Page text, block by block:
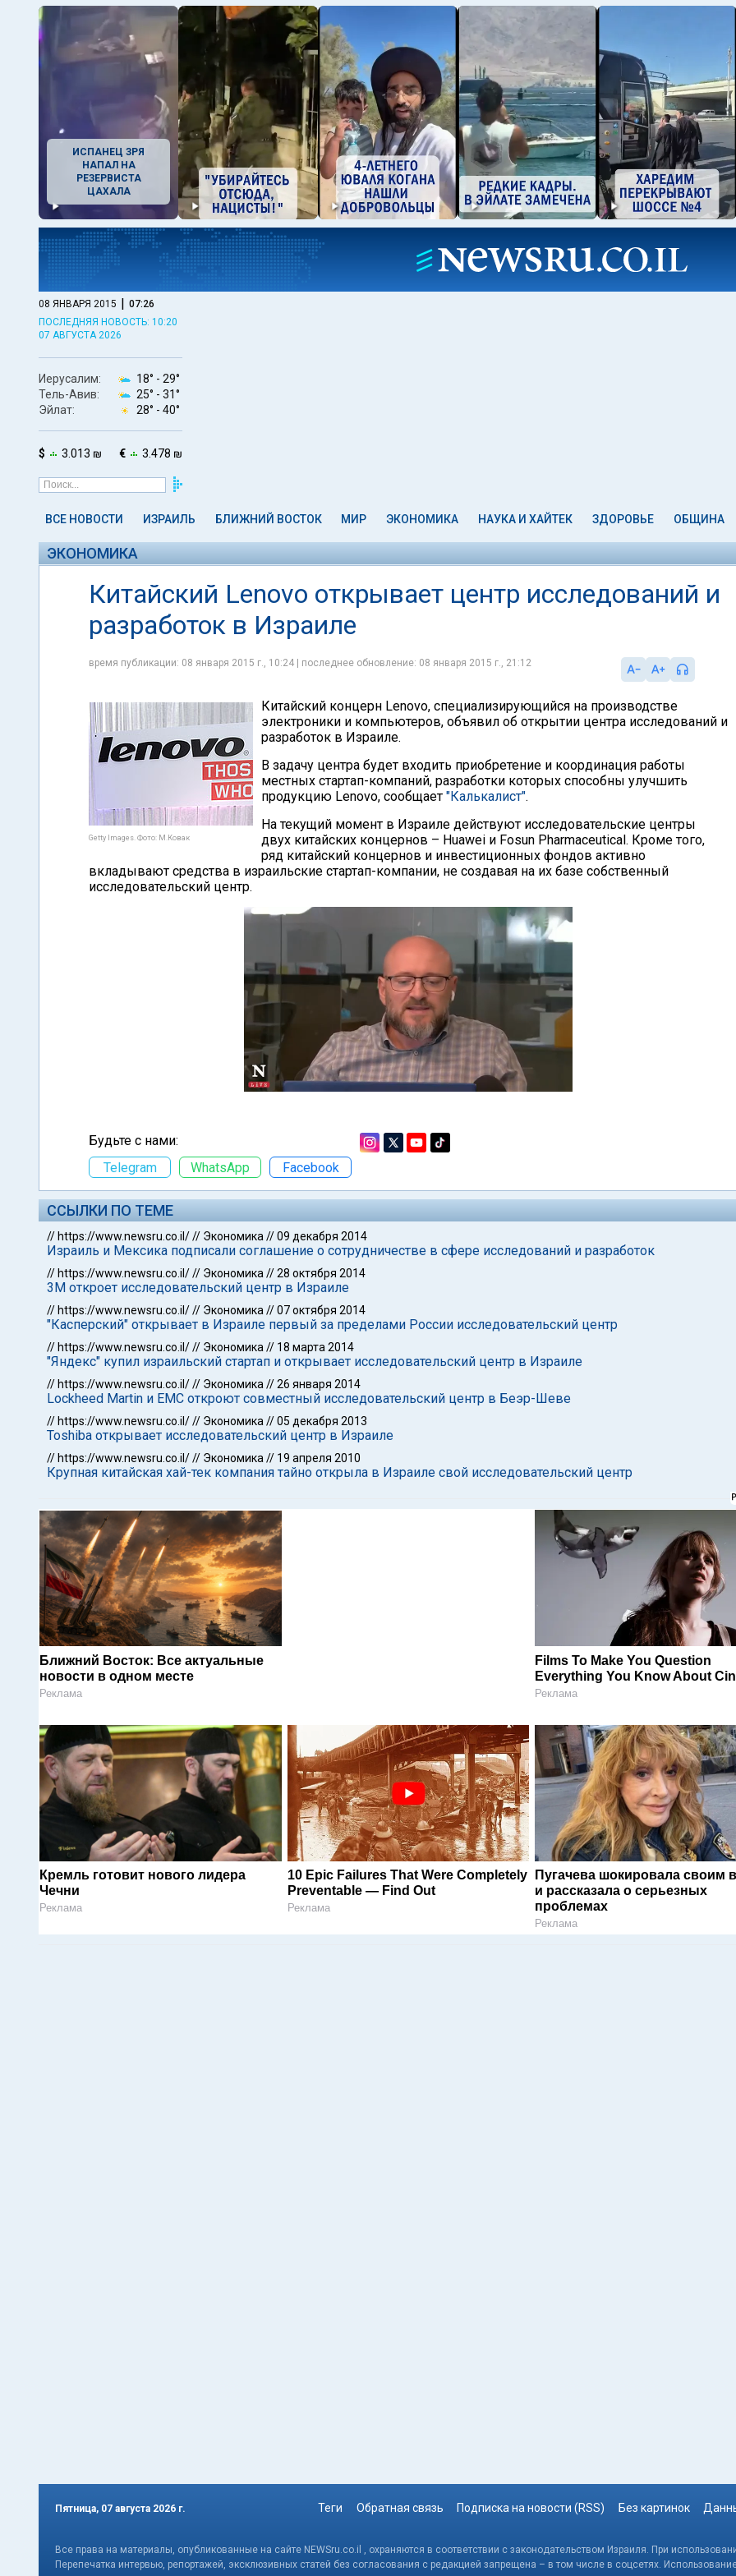
ИСПАНЕЦ ЗРЯ
НАПАЛ НА
РЕЗЕРВИСТА
ЦАХАЛА
08 ЯНВАРЯ 2015 | 07:26
ПОСЛЕДНЯЯ НОВОСТЬ: 10:20
07 АВГУСТА 2026
Иерусалим: 18° - 29°
Тель-Авив:
25° - 31°
Эйлат:
28° - 40°
$ 3.013 ₪ € 3.478 ₪
ВСЕ НОВОСТИ ИЗРАИЛЬ БЛИЖНИЙ ВОСТОК МИР ЭКОНОМИКА НАУКА И ХАЙТЕК ЗДОРОВЬЕ ОБЩИНА
ЭКОНОМИКА
Китайский Lenovo открывает центр исследований и
разработок в Израиле
время публикации: 08 января 2015 г., 10:24 | последнее обновление: 08 января 2015 г., 21:12
Getty Images. Фото: М.Ковак
Китайский концерн Lenovo, специализирующийся на производстве
электроники и компьютеров, объявил об открытии центра исследований и
разработок в Израиле.
В задачу центра будет входить приобретение и координация работы
местных стартап-компаний, разработки которых способны улучшить
продукцию Lenovo, сообщает "Калькалист".
На текущий момент в Израиле действуют исследовательские центры
двух китайских концернов – Huawei и Fosun Pharmaceutical. Кроме того,
ряд китайский концернов и инвестиционных фондов активно
вкладывают средства в израильские стартап-компании, не создавая на их базе собственный
исследовательский центр.
Будьте с нами:
Telegram
WhatsApp Facebook
ССЫЛКИ ПО ТЕМЕ
// https://www.newsru.co.il/// Экономика //09 декабря 2014
Израиль и Мексика подписали соглашение о сотрудничестве в сфере исследований и разработок
// https://www.newsru.co.il/// Экономика //28 октября 2014
3M откроет исследовательский центр в Израиле
// https://www.newsru.co.il/// Экономика //07 октября 2014
"Касперский" открывает в Израиле первый за пределами России исследовательский центр
// https://www.newsru.co.il/// Экономика // 18 марта 2014
"Яндекс" купил израильский стартап и открывает исследовательский центр в Израиле
// https://www.newsru.co.il/// Экономика //26 января 2014
Lockheed Martin и EMC откроют совместный исследовательский центр в Беэр-Шеве
// https://www.newsru.co.il/// Экономика //05 декабря 2013
Toshiba открывает исследовательский центр в Израиле
// https://www.newsru.co.il/// Экономика // 19 апреля 2010
Крупная китайская хай-тек компания тайно открыла в Израиле свой исследовательский центр
Ближний Восток: Все актуальные
новости в одном месте
Реклама
Films To Make You Question
Everything You Know About
Реклама
Кремль готовит нового лидера
Чечни
Реклама
10 Epic Failures That Were Completely
Preventable — Find Out
Реклама
Пугачева шокировала своим
и рассказала о серьезных
проблемах
Реклама
Пятница, 07 августа 2026 г. Теги Обратная связь Подписка на новости (RSS) Без картинок
Все права на материалы, опубликованные на сайте NEWSru.co.il , охраняются в соответствии с законодательством Израиля. При
Перепечатка интервью, репортажей, эксклюзивных статей без согласования с редакцией запрещена – в том числе в соцсетях.